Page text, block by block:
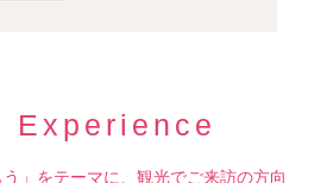
Experience
う」をテーマに、観光でご来訪の方向